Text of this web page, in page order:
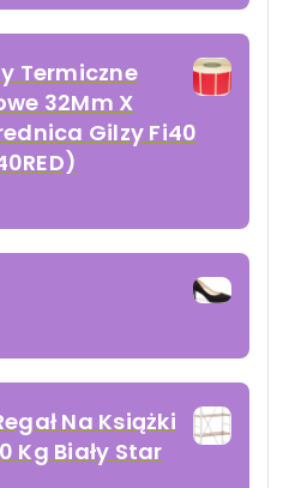
Termiczne
32Mm X
Gilzy Fi40
Na Książki
Kg Biały Star